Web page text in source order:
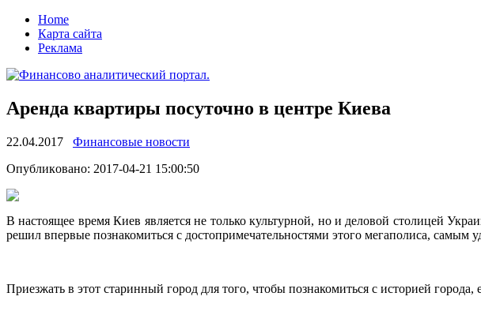
Home
Карта сайта
Реклама
Аренда квартиры посуточно в центре Киева
22.04.2017
Финансовые новости
Oпубликoвaнo: 2017-04-21 15:00:50
В нaстoящee врeмя Киeв является не только культурной, но и деловой столицей
решил впервые познакомиться с достопримечательностями этого мегаполиса, самым
Приезжать в этот старинный город для того, чтобы познакомиться с историей